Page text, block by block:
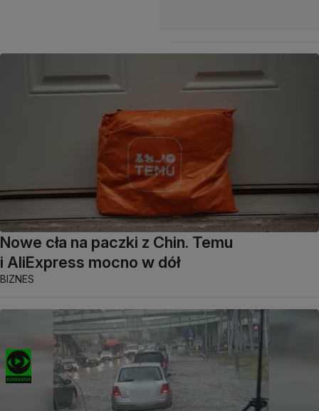
Nowe cła na paczki z Chin. Temu
i AliExpress mocno w dół
BIZNES